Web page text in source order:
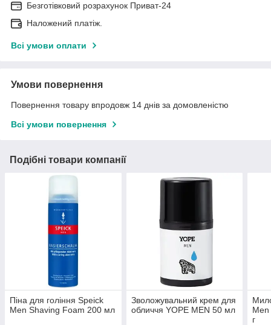
Безготівковий розрахунок Приват-24
Наложений платіж.
Всі умови оплати
Умови повернення
Повернення товару впродовж 14 днів за домовленістю
Всі умови повернення
Подібні товари компанії
Піна для гоління Speick
Men Shaving Foam 200 мл
Зволожувальний крем для
обличчя YOPE MEN 50 мл
г